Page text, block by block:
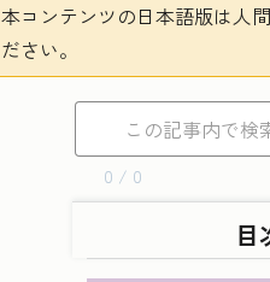
コンテンツの日本語版は人
さい。
0 / 0
目